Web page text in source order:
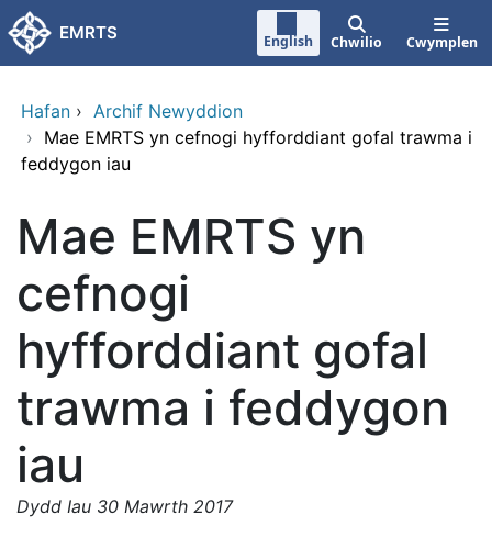
Neidio i'r prif gynnwy
EMRTS English Chwilio Cwymplen
Hafan › Archif Newyddion
› Mae EMRTS yn cefnogi hyfforddiant gofal trawma i
feddygon iau
Mae EMRTS yn
cefnogi
hyfforddiant gofal
trawma i feddygon
iau
Dydd Iau 30 Mawrth 2017